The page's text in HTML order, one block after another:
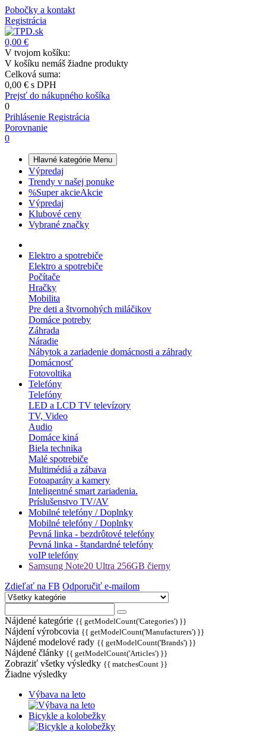
Pobočky a kontakt
Registrácia
0,00 €
V tvojom košíku:
V košíku nemáš žiadne produkty
Celková suma:
0,00 € s DPH
Prejsť do nákupného košíka
0
Prihlásenie Registrácia
Porovnanie
0
Hlavné kategórie Menu
Výpredaj
Trendy v našej ponuke
%Super akcieAkcie
Výpredaj
Klubové ceny
Vybrané značky
Elektro a spotrebiče
Elektro a spotrebiče
Počítače
Hračky
Mobilita
Pre deti a štvornohých miláčikov
Domáce potreby
Záhrada
Náradie
Nábytok a zariadenie domácnosti a záhrady
Domácnosť
Fotovoltika
Telefóny
Telefóny
LED a LCD TV televízory
TV, Video
Audio
Domáce kiná
Biela technika
Malé spotrebiče
Multimédiá a zábava
Fotoaparáty a kamery
Inteligentné smart zariadenia.
Príslušenstvo TV/AV
Mobilné telefóny / Doplnky
Mobilné telefóny / Doplnky
Pevná linka - bezdrôtové telefóny
Pevná linka - štandardné telefóny
voIP telefóny
Samsung Note20 Ultra 256GB čierny
Zdieľať na FB Odporučiť e-mailom
Nájdené kategórie {{ getModelCount('Categories') }}
Nájdení výrobcovia {{ getModelCount('Manufacturers') }}
Nájdené modelové rady {{ getModelCount('Brands') }}
Nájdené články {{ getModelCount('Articles') }}
Zobraziť všetky výsledky {{ matchesCount }}
Žiadne výsledky
Výbava na leto
Bicykle a kolobežky